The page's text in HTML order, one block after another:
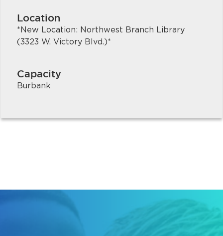
Location
*New Location: Northwest Branch Library
(3323 W. Victory Blvd.)*
Capacity
Burbank